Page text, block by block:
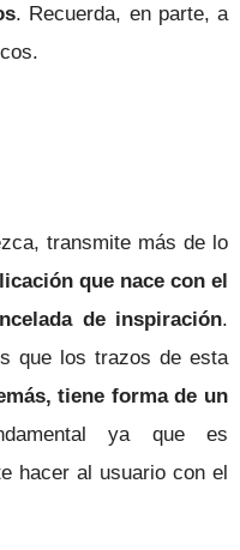
. Recuerda, en parte, a
transmite más de lo
que nace con el
de inspiración.
que los trazos de esta
tiene forma de un
ya que es
hacer al usuario con el